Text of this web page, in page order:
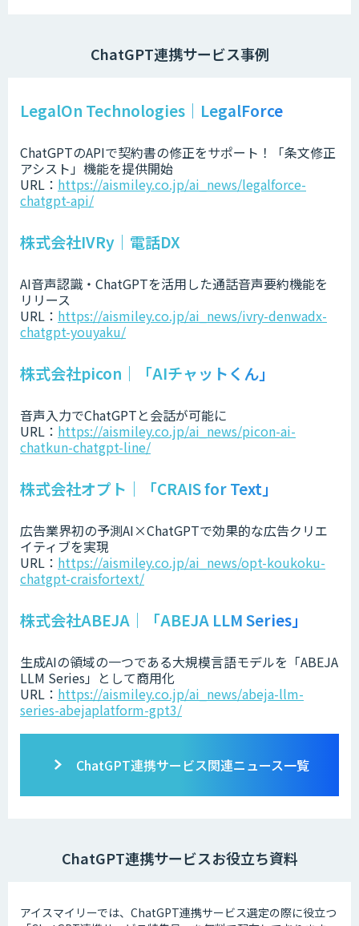
ChatGPT連携サービス事例
LegalOn Technologies｜LegalForce
ChatGPTのAPIで契約書の修正をサポート！「条文修正
アシスト」機能を提供開始
URL： https://aismiley.co.jp/ai_news/legalforce-
chatgpt-api/
株式会社IVRy｜電話DX
AI音声認識・ChatGPTを活用した通話音声要約機能を
リリース
URL： https://aismiley.co.jp/ai_news/ivry-denwadx-
chatgpt-youyaku/
株式会社picon｜「AIチャットくん」
音声入力でChatGPTと会話が可能に
URL： https://aismiley.co.jp/ai_news/picon-ai-
chatkun-chatgpt-line/
株式会社オプト｜「CRAIS for Text」
広告業界初の予測AI×ChatGPTで効果的な広告クリエ
イティブを実現
URL： https://aismiley.co.jp/ai_news/opt-koukoku-
chatgpt-craisfortext/
株式会社ABEJA｜「ABEJA LLM Series」
生成AIの領域の一つである大規模言語モデルを「ABEJA
LLM Series」として商用化
URL： https://aismiley.co.jp/ai_news/abeja-llm-
series-abejaplatform-gpt3/
ChatGPT連携サービス関連ニュース一覧
ChatGPT連携サービスお役立ち資料
アイスマイリーでは、ChatGPT連携サービス選定の際に役立つ